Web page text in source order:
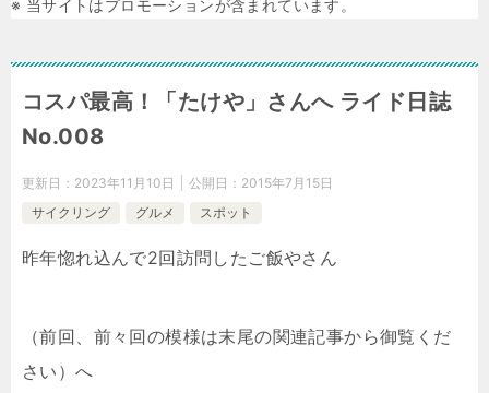
※ 当サイトはプロモーションが含まれています。
コスパ最高！「たけや」さんへ ライド日誌
No.008
更新日： 2023年11月10日 公開日： 2015年7月15日
サイクリング
グルメ スポット
昨年惚れ込んで2回訪問したご飯やさん
（前回、前々回の模様は末尾の関連記事から御覧くだ
さい）へ